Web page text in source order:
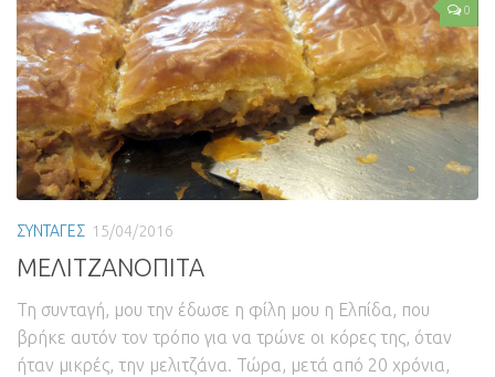
0
ΣΥΝΤΑΓΕΣ 15/04/2016
ΜΕΛΙΤΖΑΝΟΠΙΤΑ
Τη συνταγή, μου την έδωσε η φίλη μου η Ελπίδα, που
βρήκε αυτόν τον τρόπο για να τρώνε οι κόρες της, όταν
ήταν μικρές, την μελιτζάνα. Τώρα, μετά από 20 χρόνια,